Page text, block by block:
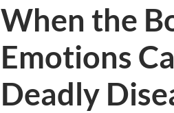
When the
Emotions
Deadly